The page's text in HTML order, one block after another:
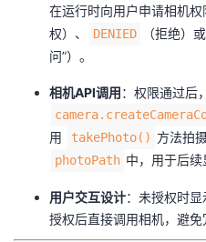
在运行时向用户申请相机权
权）、
DENIED （拒绝）或
问”）。
​相机API调用​：权限通过后
用
takePhoto() 方法拍
photoPath 中，用于后续
​用户交互设计​：未授权时显
授权后直接调用相机，避免